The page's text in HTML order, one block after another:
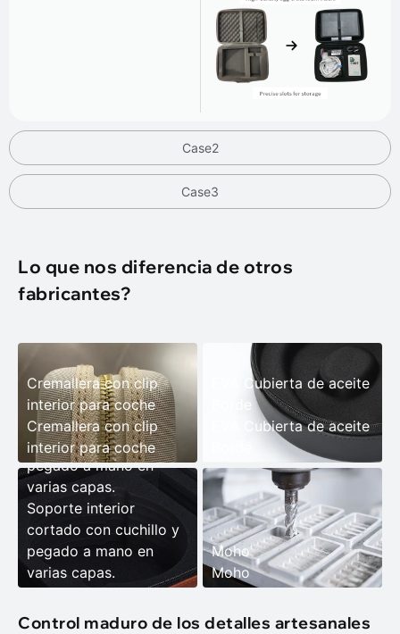
Case2
Case3
Lo que nos diferencia de otros
fabricantes?
Cremallera con clip
interior para coche
Cremallera con clip
interior para coche
EVA Cubierta de aceite
Borde
EVA Cubierta de aceite
Soporte interior
cortado con cuchillo y
pegado a mano en
varias capas.
Soporte interior
cortado con cuchillo y
pegado a mano en
varias capas.
Moho
Moho
Control maduro de los detalles artesanales